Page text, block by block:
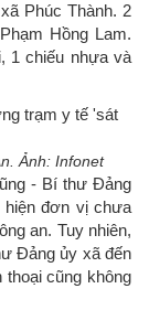
Phúc Thành. 2
Hồng Lam.
1 chiếu nhựa và
Ảnh: Infonet
- Bí thư Đảng
hiện đơn vị chưa
an. Tuy nhiên,
Đảng ủy xã đến
cũng không